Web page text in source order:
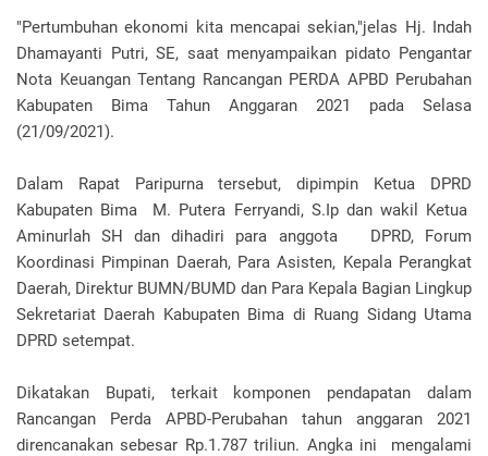
"Pertumbuhan ekonomi kita mencapai sekian,"jelas Hj. Indah
Dhamayanti Putri, SE, saat menyampaikan pidato Pengantar
Nota Keuangan Tentang Rancangan PERDA APBD Perubahan
Kabupaten Bima Tahun Anggaran 2021 pada Selasa
(21/09/2021).
Dalam Rapat Paripurna tersebut, dipimpin Ketua DPRD
Kabupaten Bima M. Putera Ferryandi, S.Ip dan wakil Ketua
Aminurlah SH dan dihadiri para anggota DPRD, Forum
Koordinasi Pimpinan Daerah, Para Asisten, Kepala Perangkat
Daerah, Direktur BUMN/BUMD dan Para Kepala Bagian Lingkup
Sekretariat Daerah Kabupaten Bima di Ruang Sidang Utama
DPRD setempat.
Dikatakan Bupati, terkait komponen pendapatan dalam
Rancangan Perda APBD-Perubahan tahun anggaran 2021
direncanakan sebesar Rp.1.787 triliun. Angka ini mengalami